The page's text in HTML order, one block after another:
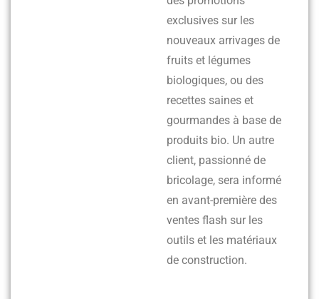
exclusives sur les
nouveaux arrivages de
fruits et légumes
biologiques, ou des
recettes saines et
gourmandes à base de
produits bio. Un autre
client, passionné de
bricolage, sera informé
en avant-première des
ventes flash sur les
outils et les matériaux
de construction.